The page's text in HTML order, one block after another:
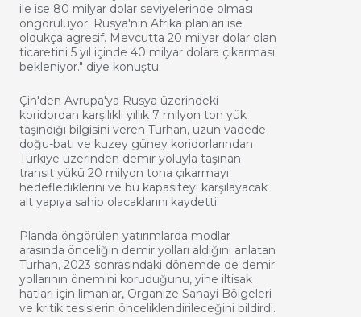
ile ise 80 milyar dolar seviyelerinde olması
öngörülüyor. Rusya'nın Afrika planları ise
oldukça agresif. Mevcutta 20 milyar dolar olan
ticaretini 5 yıl içinde 40 milyar dolara çıkarması
bekleniyor." diye konuştu.
Çin'den Avrupa'ya Rusya üzerindeki
koridordan karşılıklı yıllık 7 milyon ton yük
taşındığı bilgisini veren Turhan, uzun vadede
doğu-batı ve kuzey güney koridorlarından
Türkiye üzerinden demir yoluyla taşınan
transit yükü 20 milyon tona çıkarmayı
hedeflediklerini ve bu kapasiteyi karşılayacak
alt yapıya sahip olacaklarını kaydetti.
Planda öngörülen yatırımlarda modlar
arasında önceliğin demir yolları aldığını anlatan
Turhan, 2023 sonrasındaki dönemde de demir
yollarının önemini koruduğunu, yine iltisak
hatları için limanlar, Organize Sanayi Bölgeleri
ve kritik tesislerin önceliklendirileceğini bildirdi.